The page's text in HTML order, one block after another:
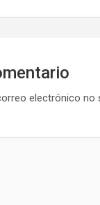
electrónico no